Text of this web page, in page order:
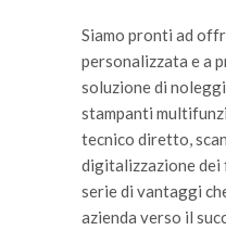
Siamo pronti ad
personalizzata e a
soluzione di
stampanti
tecnico diretto,
digitalizzazione dei
serie di vantaggi
azienda verso il